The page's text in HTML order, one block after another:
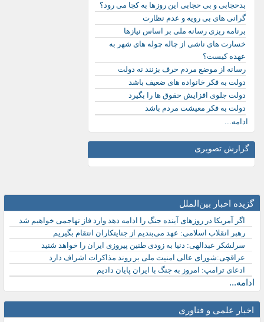
بدحجابی و بی حجابی این روزها به کجا می رود؟
گرانی های بی رویه و عدم نظارت
برنامه ریزی رسانه ملی بر اساس نیازها
خسارت های ناشی از چاله چوله های شهر به
عهده کیست؟
رسانه از موضع مردم حرف بزنند نه دولت
دولت به فکر خانواده های ضعیف باشد
دولت جلوی افزایش حقوق ها را بگیرد
دولت به فکر معیشت مردم باشد
ادامه...
گزارش تصویری
گزیده اخبار بین‌الملل
اگر آمریکا در روزهای آینده جنگ را ادامه دهد وارد فاز تهاجمی خواهیم شد
رهبر انقلاب اسلامی: عهد می‌بندیم از جنایتکاران انتقام بگیریم
سرلشکر عبدالهی: دنیا به زودی طنین پیروزی ایران را خواهد شنید
عراقچی:شورای عالی امنیت ملی بر روند مذاکرات اشراف دارد
ادعای ترامپ: امروز به جنگ با ایران پایان دادیم
ادامه...
اخبار علمی و فناوری